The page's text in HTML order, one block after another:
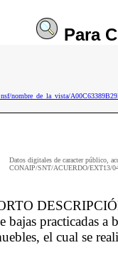
Para
nombre_de_la_vista/
Datos digitales de caracter público,
CONAIP/SNT/ACUERDO/EXT13/
bajas practicadas
el cual se